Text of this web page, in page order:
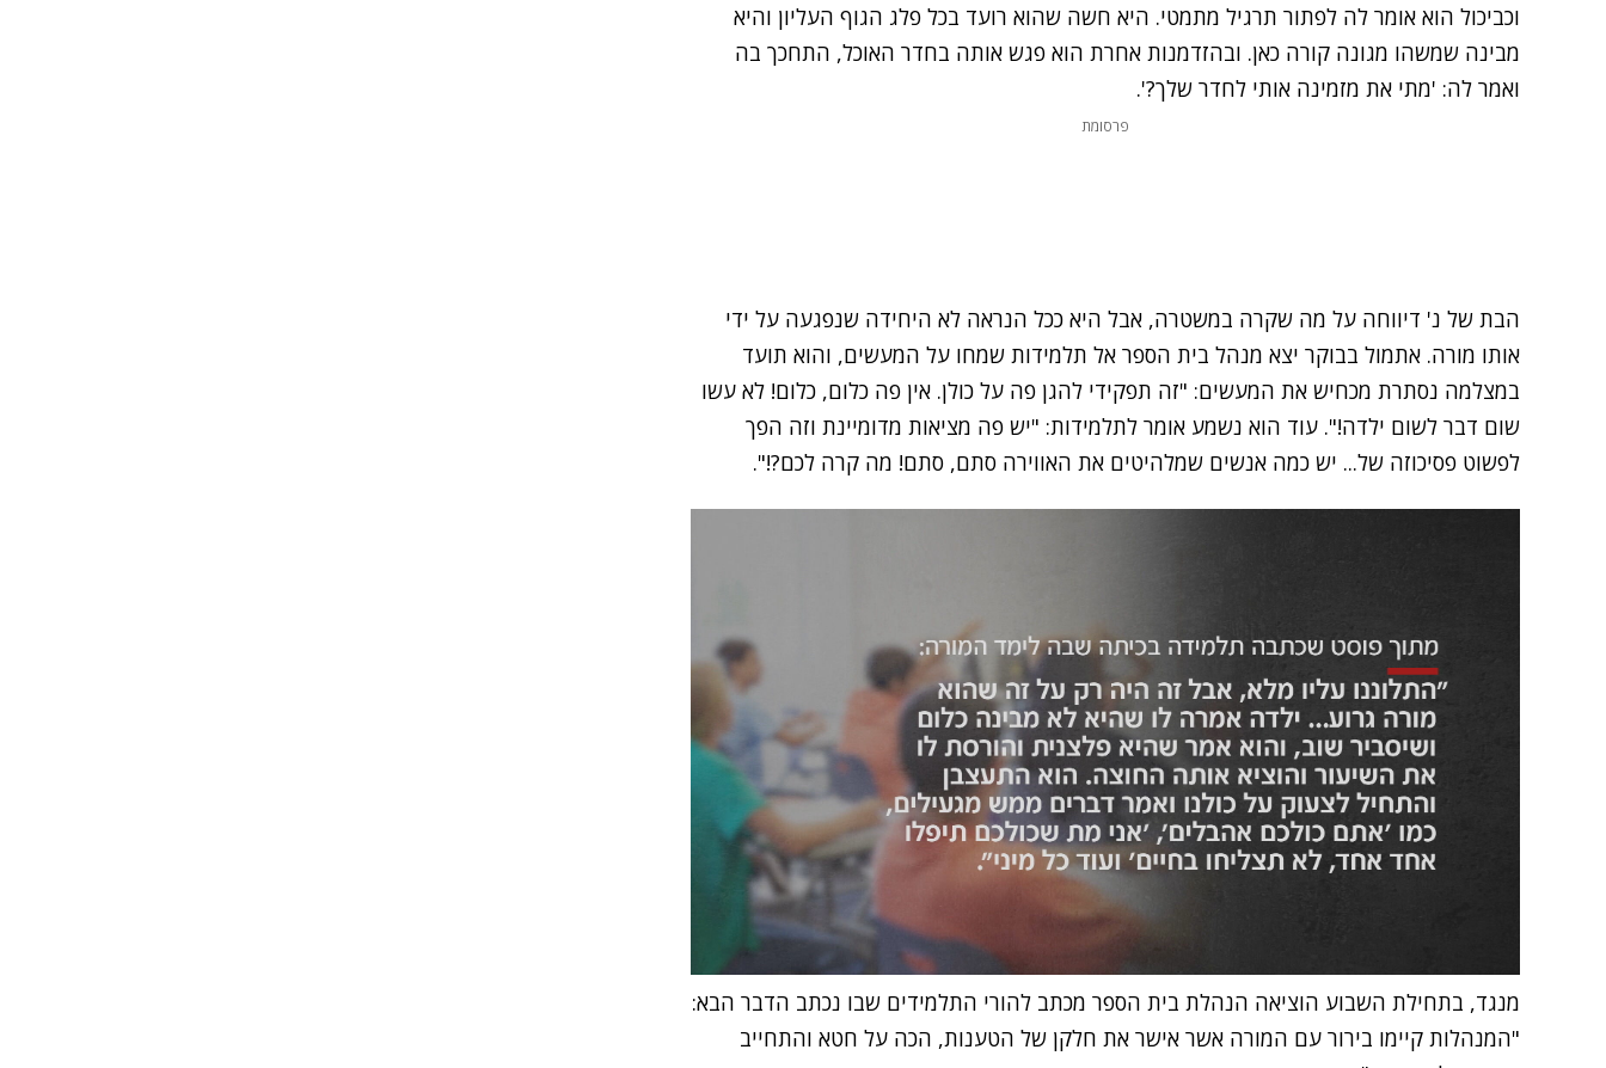
וכביכול הוא אומר לה לפתור תרגיל מתמטי. היא חשה שהוא רועד בכל פלג הגוף העליון והיא
מבינה שמשהו מגונה קורה כאן. ובהזדמנות אחרת הוא פגש אותה בחדר האוכל, התחכך בה
ואמר לה: 'מתי את מזמינה אותי לחדר שלך?'.
פרסומת
הבת של נ' דיווחה על מה שקרה במשטרה, אבל היא ככל הנראה לא היחידה שנפגעה על ידי
אותו מורה. אתמול בבוקר יצא מנהל בית הספר אל תלמידות שמחו על המעשים, והוא תועד
במצלמה נסתרת מכחיש את המעשים: "זה תפקידי להגן פה על כולן. אין פה כלום, כלום! לא עשו
שום דבר לשום ילדה!". עוד הוא נשמע אומר לתלמידות: "יש פה מציאות מדומיינת וזה הפך
לפשוט פסיכוזה של... יש כמה אנשים שמלהיטים את האווירה סתם, סתם! מה קרה לכם?!".
מנגד, בתחילת השבוע הוציאה הנהלת בית הספר מכתב להורי התלמידים שבו נכתב הדבר הבא:
"המנהלות קיימו בירור עם המורה אשר אישר את חלקן של הטענות, הכה על חטא והתחייב